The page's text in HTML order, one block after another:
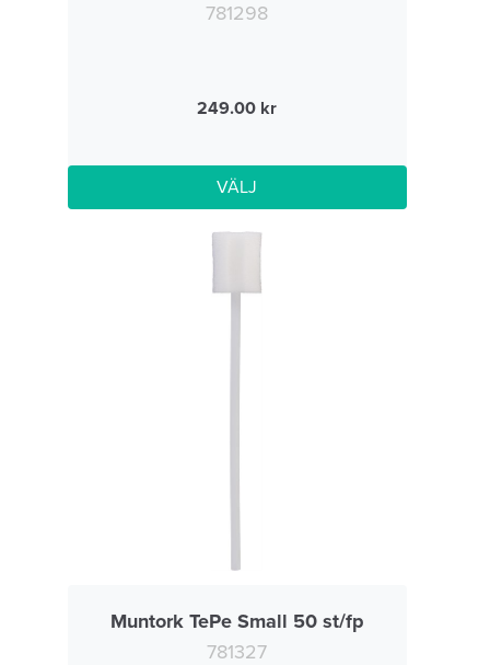
781298
249.00
VÄLJ
Muntork TePe Small 50 st/fp
781327